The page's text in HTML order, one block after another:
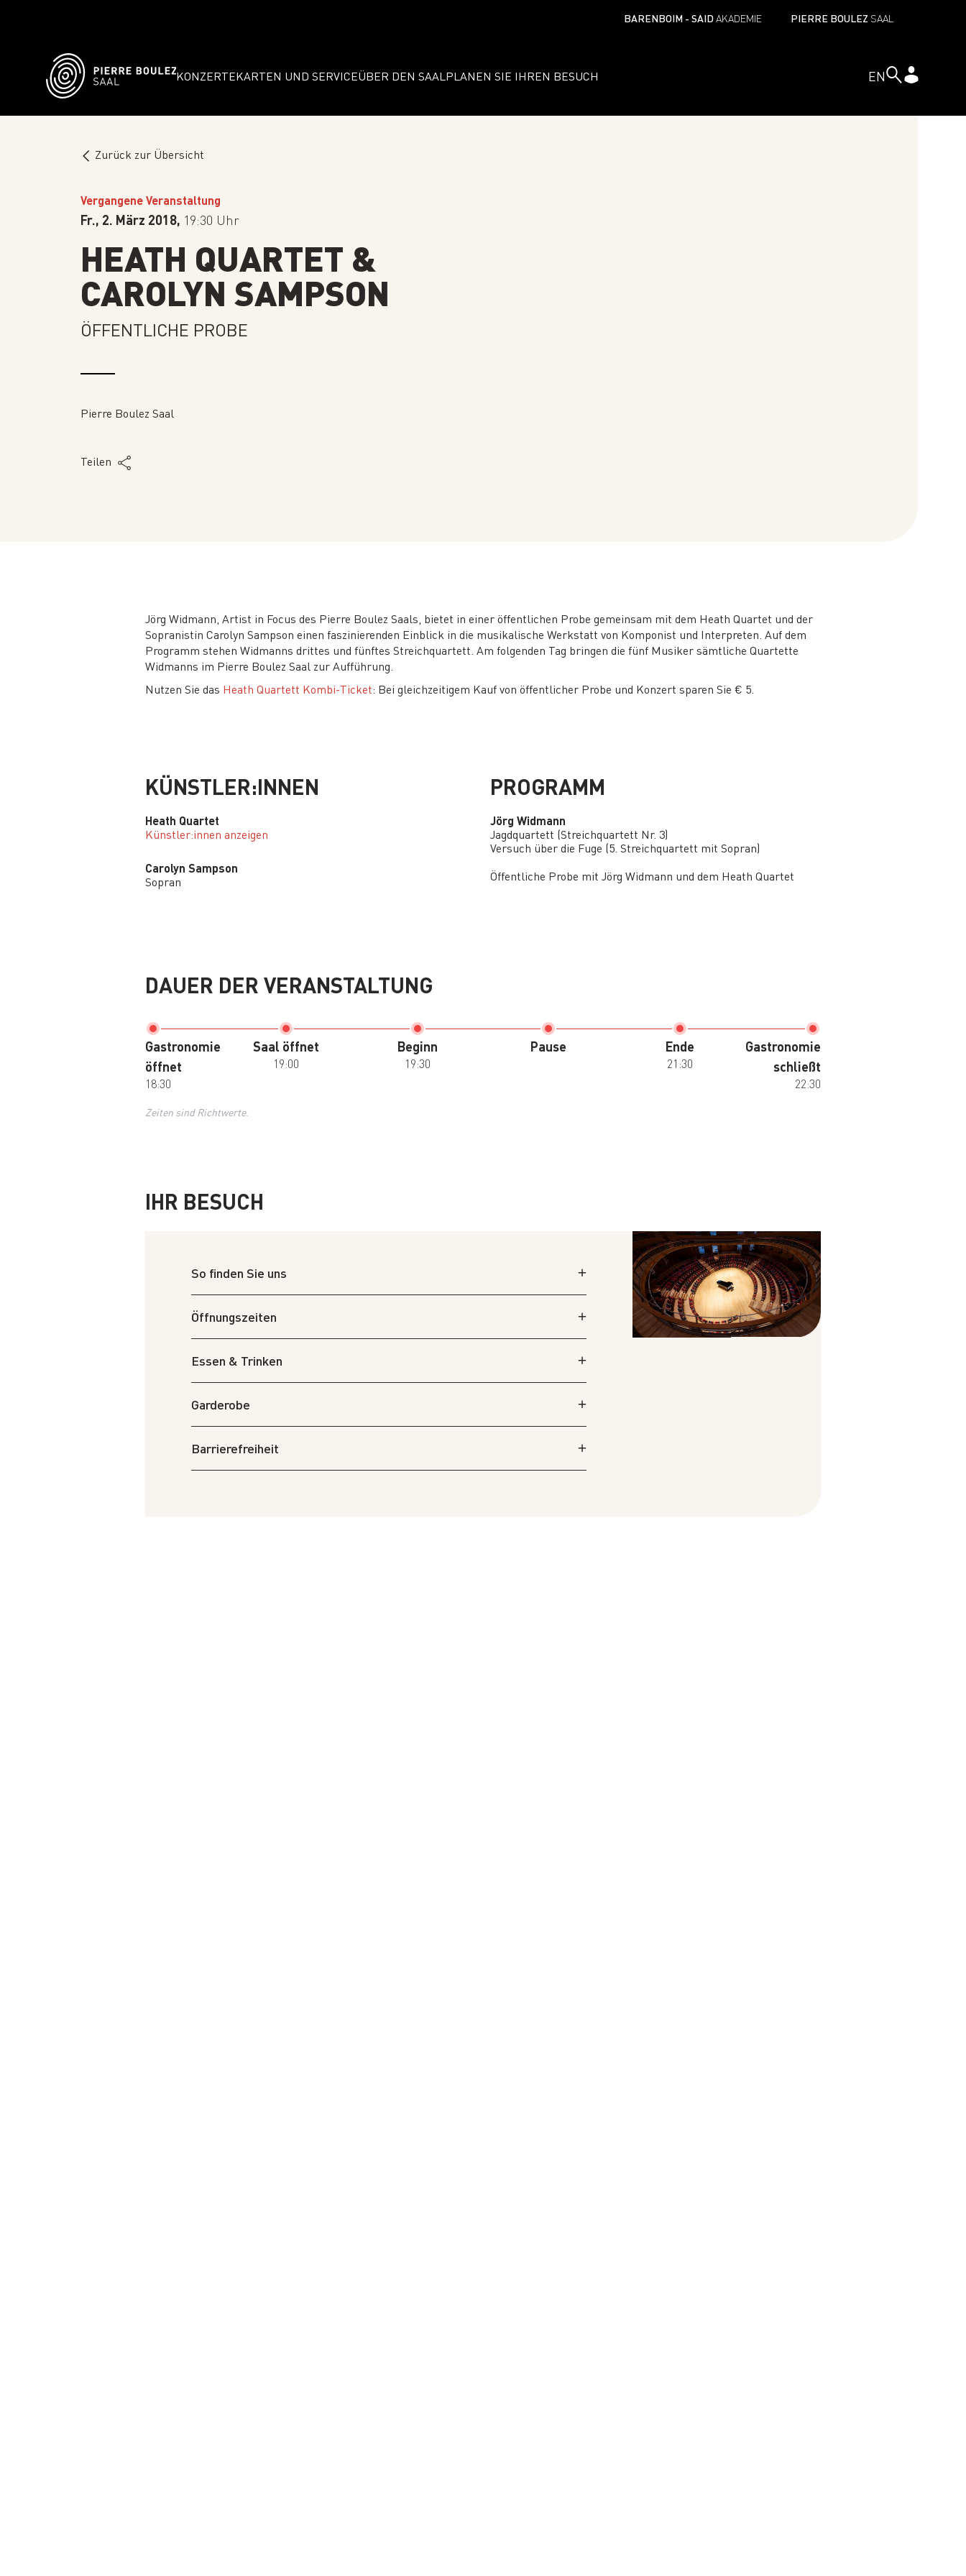
BARENBOIM - SAIDAKADEMIE PIERRE BOULEZ SAAL
KONZERTEKARTEN UND SERVICEÜBER DEN SAAL PLANEN SIE IHREN BESUCH EN
Zurück zur Übersicht
Vergangene Veranstaltung
Fr., 2. März 2018, 19:30 Uhr
HEATH QUARTET &
CAROLYN SAMPSON
ÖFFENTLICHE PROBE
Pierre Boulez Saal
Teilen
Jörg Widmann, Artist in Focus des Pierre Boulez Saals, bietet in einer öffentlichen Probe gemeinsam mit dem Heath Quartet und der
Sopranistin Carolyn Sampson einen faszinierenden Einblick in die musikalische Werkstatt von Komponist und Interpreten. Auf dem
Programm stehen Widmanns drittes und fünftes Streichquartett. Am folgenden Tag bringen die fünf Musiker sämtliche Quartette
Widmanns im Pierre Boulez Saal zur Aufführung.
Nutzen Sie das Heath Quartett Kombi-Ticket: Bei gleichzeitigem Kauf von öffentlicher Probe und Konzert sparen Sie € 5.
KÜNSTLER:INNEN
Heath Quartet
Künstler:innen anzeigen
Carolyn Sampson
Sopran
PROGRAMM
Jörg Widmann
Jagdquartett (Streichquartett Nr. 3)
Versuch über die Fuge (5. Streichquartett mit Sopran)
Öffentliche Probe mit Jörg Widmann und dem Heath Quartet
DAUER DER VERANSTALTUNG
Gastronomie
öffnet
18:30
Saal öffnet
19:00
Beginn
19:30
Pause Ende
21:30
Gastronomie
schließt
22:30
Zeiten sind Richtwerte.
IHR BESUCH
So finden Sie uns
Öffnungszeiten
Essen & Trinken
Garderobe
Barrierefreiheit